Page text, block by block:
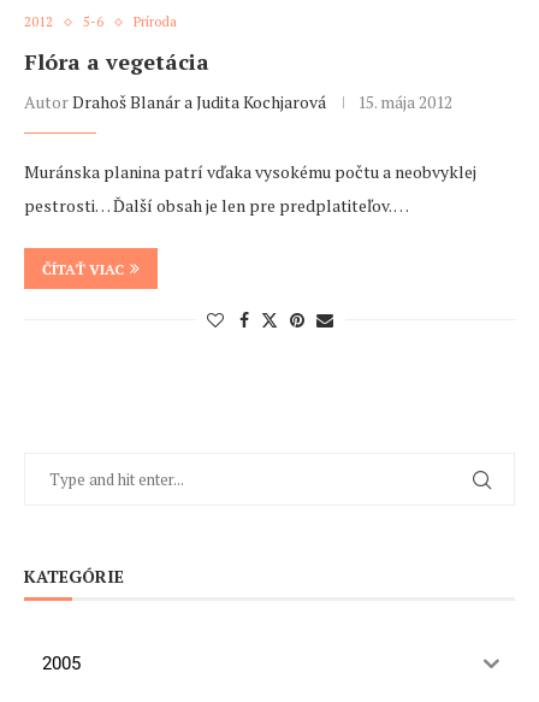
2012 5-6 Príroda
Flóra a vegetácia
AutorDrahoš Blanár a Judita Kochjarová 15. mája 2012
Muránska planina patrí vďaka vysokému počtu a neobvyklej
pestrosti… Ďalší obsah je len pre predplatiteľov. …
ČÍTAŤ VIAC
KATEGÓRIE
2005